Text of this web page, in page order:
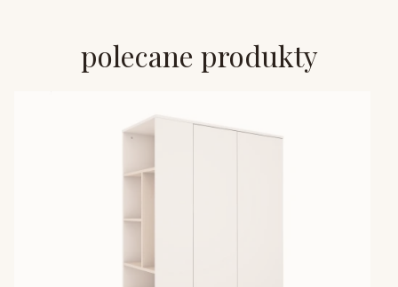
polecane produkty